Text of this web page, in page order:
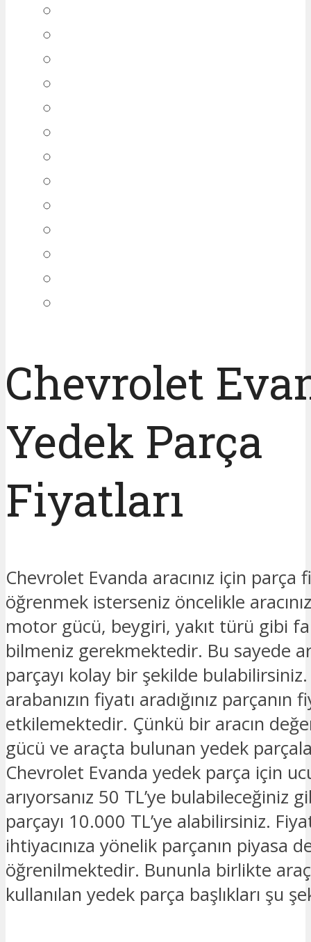
Chevrolet
Yedek Parça
Fiyatları
Chevrolet Evanda aracınız için parça
öğrenmek isterseniz öncelikle
motor gücü, beygiri, yakıt türü gibi
bilmeniz gerekmektedir. Bu sayede
parçayı kolay bir şekilde bulabilirsiniz.
arabanızın fiyatı aradığınız parçanın
etkilemektedir. Çünkü bir aracın
gücü ve araçta bulunan yedek
Chevrolet Evanda yedek parça için
arıyorsanız 50 TL’ye bulabileceğiniz
parçayı 10.000 TL’ye alabilirsiniz.
ihtiyacınıza yönelik parçanın piyasa
öğrenilmektedir. Bununla birlikte
kullanılan yedek parça başlıkları şu